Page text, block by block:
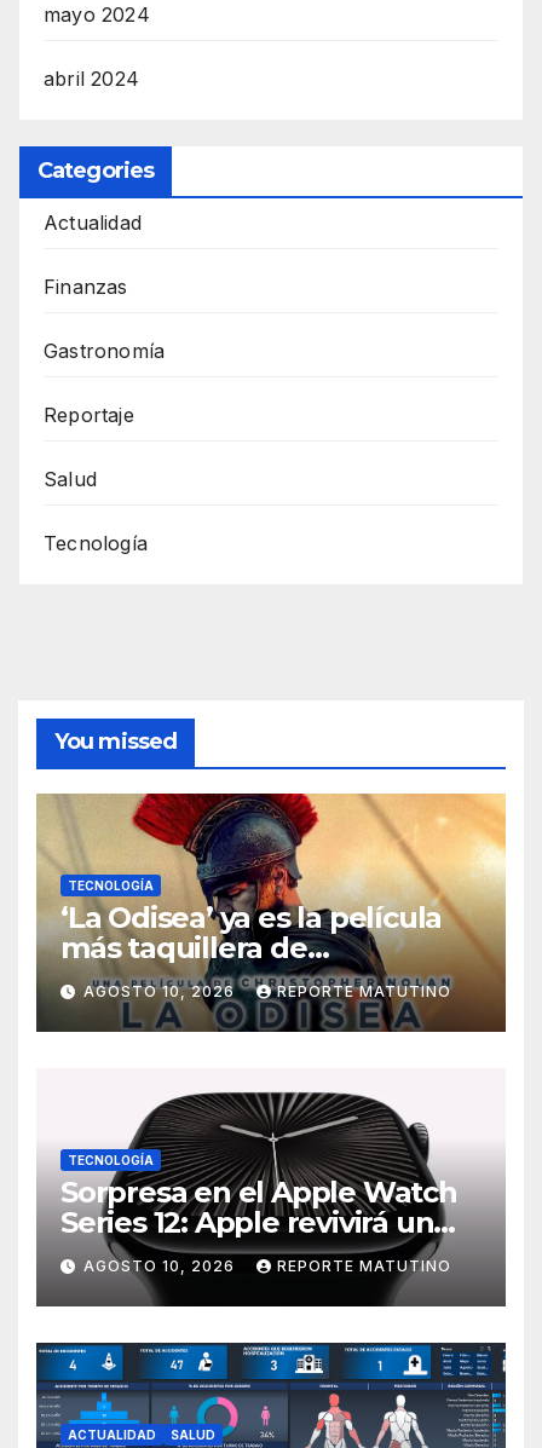
mayo 2024
abril 2024
Categories
Actualidad
Finanzas
Gastronomía
Reportaje
Salud
Tecnología
You missed
TECNOLOGÍA
‘La Odisea’ ya es la película
más taquillera de
Christopher Nolan: sus
números son un escándalo
AGOSTO 10, 2026 REPORTE MATUTINO
TECNOLOGÍA
Sorpresa en el Apple Watch
Series 12: Apple revivirá un
modelo icónico que los fans
adoraban
AGOSTO 10, 2026 REPORTE MATUTINO
ACTUALIDAD SALUD